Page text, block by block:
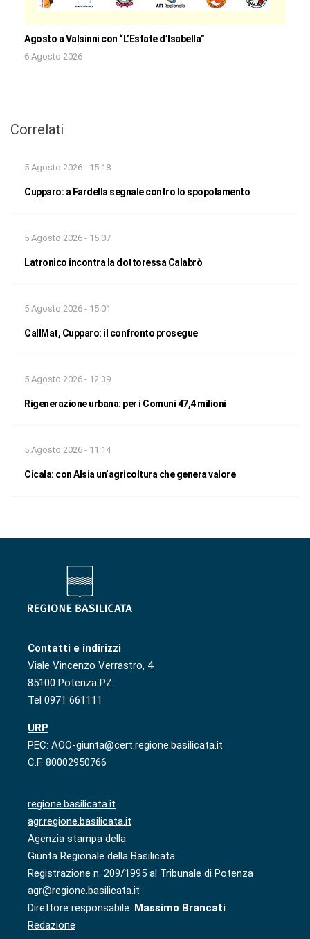
Agosto a Valsinni con “L’Estate d’Isabella”
6 Agosto 2026
Correlati
5 Agosto 2026 - 15:18
Cupparo: a Fardella segnale contro lo spopolamento
5 Agosto 2026 - 15:07
Latronico incontra la dottoressa Calabrò
5 Agosto 2026 - 15:01
CallMat, Cupparo: il confronto prosegue
5 Agosto 2026 - 12:39
Rigenerazione urbana: per i Comuni 47,4 milioni
5 Agosto 2026 - 11:14
Cicala: con Alsia un’agricoltura che genera valore
Contatti e indirizzi
Viale Vincenzo Verrastro, 4
85100 Potenza PZ
Tel 0971 661111
URP
PEC: AOO-giunta@cert.regione.basilicata.it
C.F. 80002950766
regione.basilicata.it
agr.regione.basilicata.it
Agenzia stampa della
Giunta Regionale della Basilicata
Registrazione n. 209/1995 al Tribunale di Potenza
agr@regione.basilicata.it
Direttore responsabile: Massimo Brancati
Redazione